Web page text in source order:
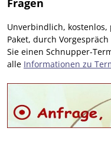
Unverbindlich,
Paket, durch
Sie einen Schnupper-
alle Informationen zu